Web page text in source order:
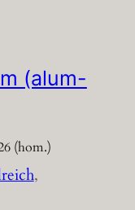
(alum-
(hom.)